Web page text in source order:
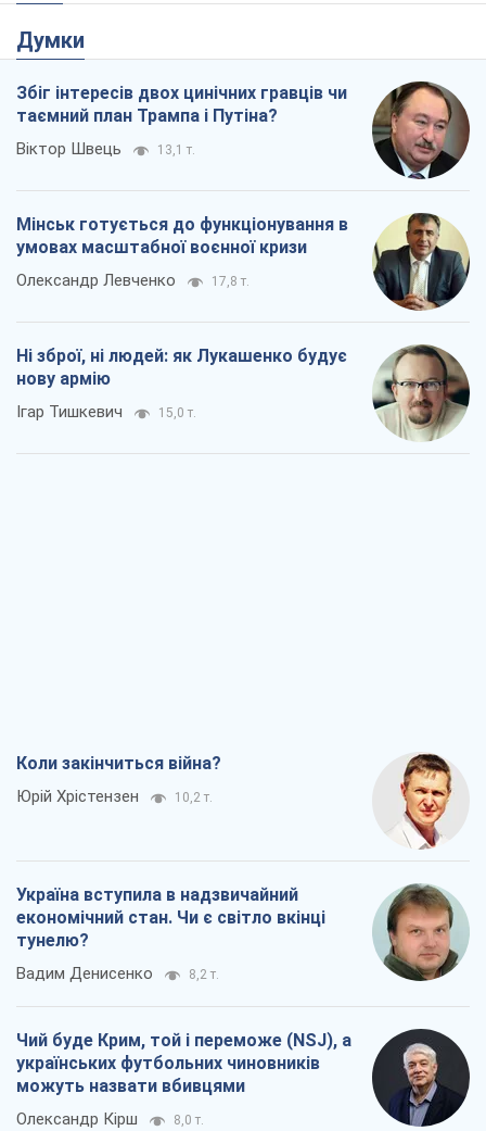
Думки
Збіг інтересів двох цинічних гравців чи
таємний план Трампа і Путіна?
Віктор Швець 13,1 т.
Мінськ готується до функціонування в
умовах масштабної воєнної кризи
Олександр Левченко 17,8 т.
Ні зброї, ні людей: як Лукашенко будує
нову армію
Ігар Тишкевич 15,0 т.
Коли закінчиться війна?
Юрій Хрістензен 10,2 т.
Україна вступила в надзвичайний
економічний стан. Чи є світло вкінці
тунелю?
Вадим Денисенко 8,2 т.
Чий буде Крим, той і переможе (NSJ), а
українських футбольних чиновників
можуть назвати вбивцями
Олександр Кірш 8,0 т.